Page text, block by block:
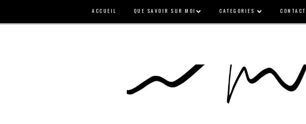
ACCUEIL QUE SAVOIR SUR MOI CATEGORIES CONTACT